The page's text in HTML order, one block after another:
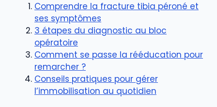
Comprendre la fracture tibia péroné et
ses symptômes
3 étapes du diagnostic au bloc
opératoire
Comment se passe la rééducation pour
remarcher ?
Conseils pratiques pour gérer
l’immobilisation au quotidien